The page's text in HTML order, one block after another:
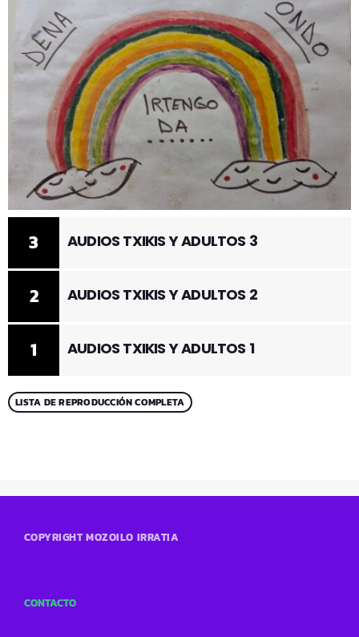
1 AUDIOS TXIKIS Y ADULTOS 1
2 AUDIOS TXIKIS Y ADULTOS 2
3 AUDIOS TXIKIS Y ADULTOS 3
LISTA DE REPRODUCCIÓN COMPLETA
COPYRIGHT MOZOILO IRRATIA
CONTACTO